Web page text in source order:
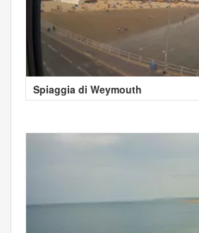
Spiaggia di Weymouth